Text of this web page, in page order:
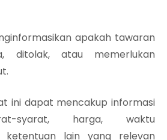
apakah tawaran
ditolak, atau memerlukan
ini dapat mencakup informasi
syarat, harga, waktu
ketentuan lain yang relevan